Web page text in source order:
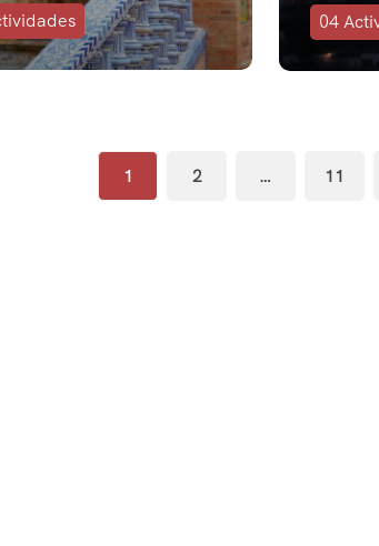
04
1 2 … 11